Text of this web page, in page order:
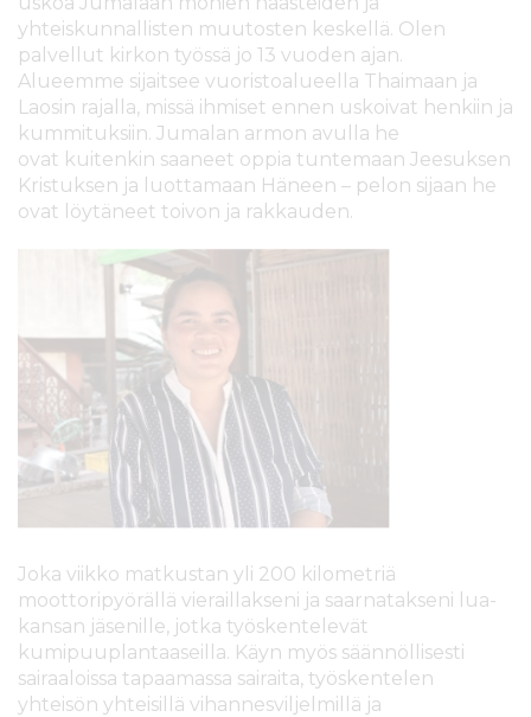
yhteiskunnallisten muutosten keskellä. Olen
palvellut kirkon työssä jo 13 vuoden ajan.
Alueemme sijaitsee vuoristoalueella Thaimaan ja
Laosin rajalla, missä ihmiset ennen uskoivat henkiin ja
kummituksiin. Jumalan armon avulla he
ovat kuitenkin saaneet oppia tuntemaan Jeesuksen
Kristuksen ja luottamaan Häneen – pelon sijaan he
ovat löytäneet toivon ja rakkauden.
Joka viikko matkustan yli 200 kilometriä
moottoripyörällä vieraillakseni ja saarnatakseni lua-
kansan jäsenille, jotka työskentelevät
kumipuuplantaaseilla. Käyn myös säännöllisesti
sairaaloissa tapaamassa sairaita, työskentelen
yhteisön yhteisillä vihannesviljelmillä ja